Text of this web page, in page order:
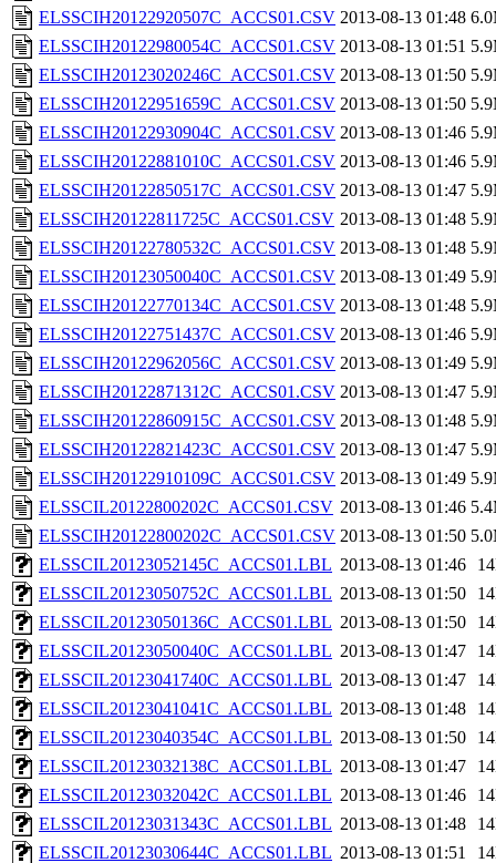
ELSSCIH20122920507C_ACCS01.CSV 2013-08-13 01:48
ELSSCIH20122980054C_ACCS01.CSV 2013-08-13 01:51
ELSSCIH20123020246C_ACCS01.CSV 2013-08-13 01:50
ELSSCIH20122951659C_ACCS01.CSV 2013-08-13 01:50
ELSSCIH20122930904C_ACCS01.CSV 2013-08-13 01:46
ELSSCIH20122881010C_ACCS01.CSV 2013-08-13 01:46
ELSSCIH20122850517C_ACCS01.CSV 2013-08-13 01:47
ELSSCIH20122811725C_ACCS01.CSV 2013-08-13 01:48
ELSSCIH20122780532C_ACCS01.CSV 2013-08-13 01:48
ELSSCIH20123050040C_ACCS01.CSV 2013-08-13 01:49
ELSSCIH20122770134C_ACCS01.CSV 2013-08-13 01:48
ELSSCIH20122751437C_ACCS01.CSV 2013-08-13 01:46
ELSSCIH20122962056C_ACCS01.CSV 2013-08-13 01:49
ELSSCIH20122871312C_ACCS01.CSV 2013-08-13 01:47
ELSSCIH20122860915C_ACCS01.CSV 2013-08-13 01:48
ELSSCIH20122821423C_ACCS01.CSV 2013-08-13 01:47
ELSSCIH20122910109C_ACCS01.CSV 2013-08-13 01:49
ELSSCIL20122800202C_ACCS01.CSV 2013-08-13 01:46
ELSSCIH20122800202C_ACCS01.CSV 2013-08-13 01:50
ELSSCIL20123052145C_ACCS01.LBL 2013-08-13 01:46
ELSSCIL20123050752C_ACCS01.LBL 2013-08-13 01:50
ELSSCIL20123050136C_ACCS01.LBL 2013-08-13 01:50
ELSSCIL20123050040C_ACCS01.LBL 2013-08-13 01:47
ELSSCIL20123041740C_ACCS01.LBL 2013-08-13 01:47
ELSSCIL20123041041C_ACCS01.LBL 2013-08-13 01:48
ELSSCIL20123040354C_ACCS01.LBL 2013-08-13 01:50
ELSSCIL20123032138C_ACCS01.LBL 2013-08-13 01:47
ELSSCIL20123032042C_ACCS01.LBL 2013-08-13 01:46
ELSSCIL20123031343C_ACCS01.LBL 2013-08-13 01:48
ELSSCIL20123030644C_ACCS01.LBL 2013-08-13 01:51